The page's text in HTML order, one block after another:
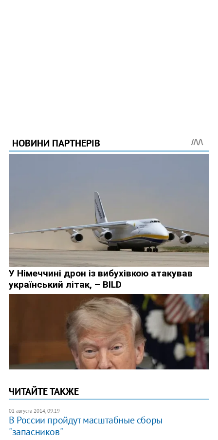
ЧИТАЙТЕ ТАКЖЕ
01 августа 2014, 09:19
В России пройдут масштабные сборы
"запасников"